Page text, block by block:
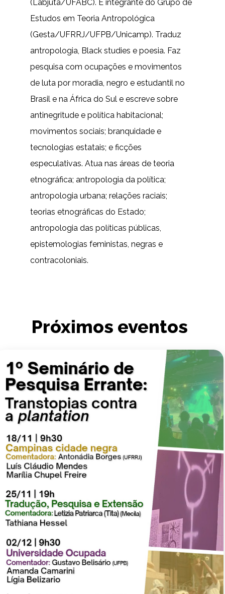
(Labjuta/UFABC). É integrante do Grupo de
Estudos em Teoria Antropológica
(Gesta/UFRRJ/UFPB/Unicamp). Traduz
antropologia, Black studies e poesia. Faz
pesquisa com ocupações e movimentos
de luta por moradia, negro e estudantil no
Brasil e na África do Sul e escreve sobre
antinegritude e política habitacional;
movimentos sociais; branquidade e
tecnologias estatais; e ficções
especulativas. Atua nas áreas de teoria
etnográfica; antropologia da política;
antropologia urbana; relações raciais;
teorias etnográficas do Estado;
antropologia das políticas públicas,
epistemologias feministas, negras e
contracoloniais.
Próximos eventos